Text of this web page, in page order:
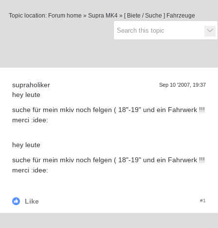
Supra generations
Topic location: Forum home » Supra MK4 » [ Biete / Suche ] Fahrzeuge
supraholiker Sep 10 '2007, 19:37
hey leute
suche für mein mkiv noch felgen ( 18"-19" und ein Fahrwerk !!!
merci :idee:
hey leute
suche für mein mkiv noch felgen ( 18"-19" und ein Fahrwerk !!!
merci :idee:
Like #1